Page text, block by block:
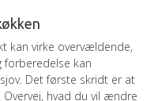
kan virke overvældende,
forberedelse kan
Det første skridt er at
hvad du vil ændre